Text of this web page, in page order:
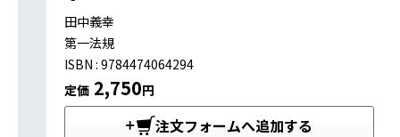
田中義幸
第一法規
ISBN : 9784474064294
定価 2,750円
注文フォームへ追加する